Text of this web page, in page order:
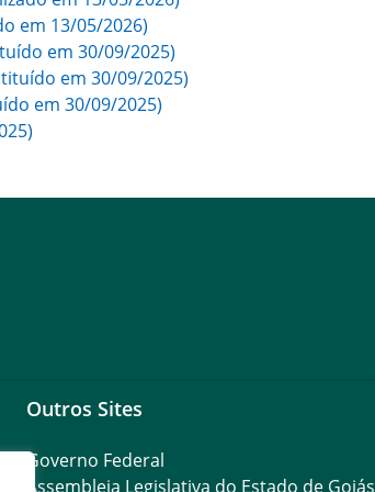
em 13/05/2026)
em 30/09/2025)
em 30/09/2025)
em 30/09/2025)
Outros Sites
Governo Federal
Assembleia Legislativa do Estado de Goiás